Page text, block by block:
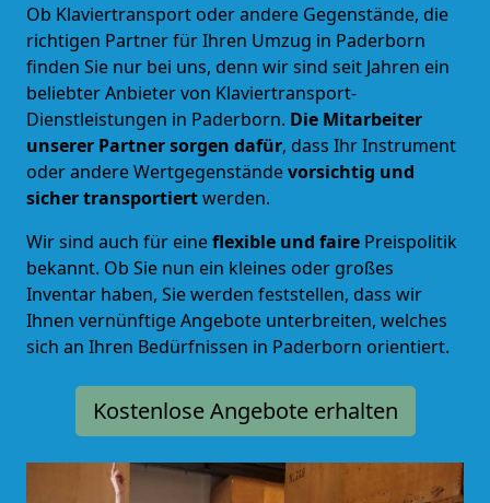
Ob Klaviertransport oder andere Gegenstände, die
richtigen Partner für Ihren Umzug in Paderborn
finden Sie nur bei uns, denn wir sind seit Jahren ein
beliebter Anbieter von Klaviertransport-
Dienstleistungen in Paderborn. Die Mitarbeiter
unserer Partner sorgen dafür, dass Ihr Instrument
oder andere Wertgegenständevorsichtig und
sicher transportiertwerden.
Wir sind auch für eineflexible und faire Preispolitik
bekannt. Ob Sie nun ein kleines oder großes
Inventar haben, Sie werden feststellen, dass wir
Ihnen vernünftige Angebote unterbreiten, welches
sich an Ihren Bedürfnissen in Paderborn orientiert.
Kostenlose Angebote erhalten